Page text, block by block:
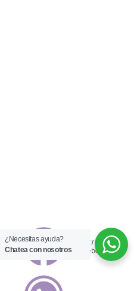
¿Necesitas ayuda?
Chatea con nosotros